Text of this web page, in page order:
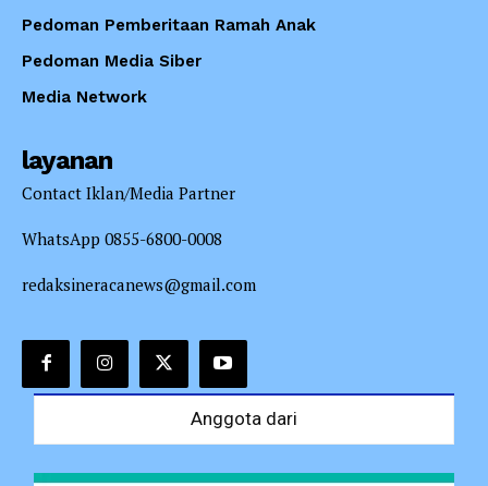
Pedoman Pemberitaan Ramah Anak
Pedoman Media Siber
Media Network
layanan
Contact Iklan/Media Partner
WhatsApp 0855-6800-0008
redaksineracanews@gmail.com
Anggota dari